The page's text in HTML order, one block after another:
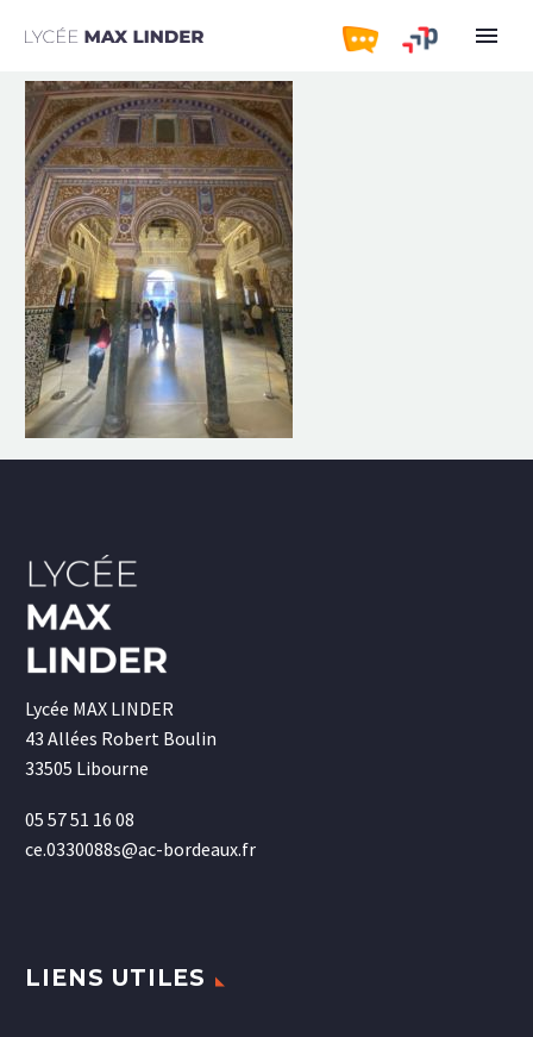
Lycée MAX LINDER
43 Allées Robert Boulin
33505 Libourne
05 57 51 16 08
ce.0330088s@ac-bordeaux.fr
LIENS UTILES